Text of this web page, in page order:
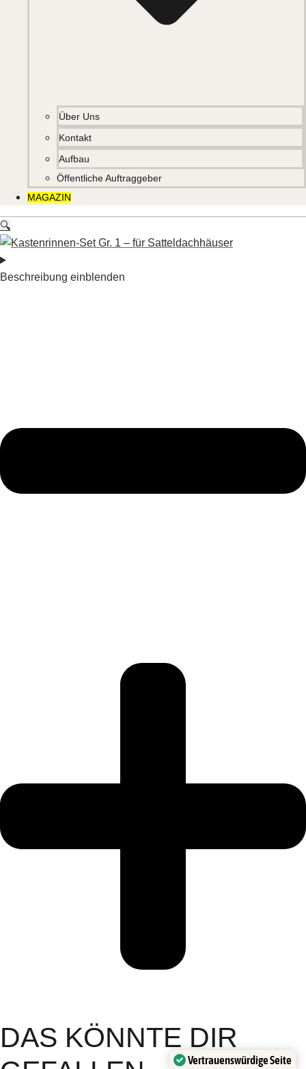
Über Uns
Kontakt
Aufbau
Öffentliche Auftraggeber
MAGAZIN
🔍
Beschreibung einblenden
DAS KÖNNTE DIR
Vertrauenswürdige Seite